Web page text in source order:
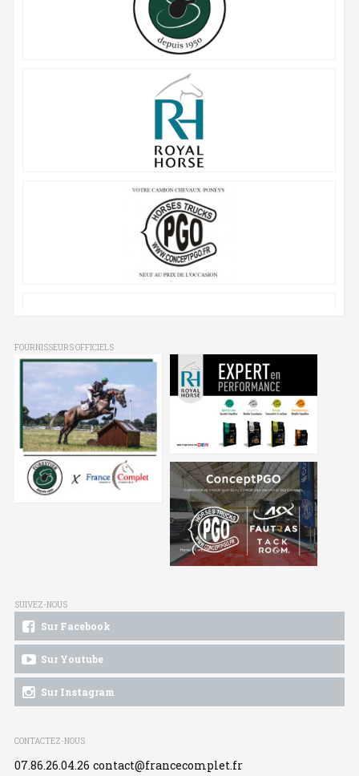
FOURNISSEURS OFFICIELS
SUIVEZ-NOUS
Sur Facebook
Sur Youtube
Sur Instagram
CONTACTEZ-NOUS
07.86.26.04.26 contact@francecomplet.fr